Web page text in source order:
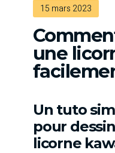
15 mars 2023
une
Un tuto
pour
licorne